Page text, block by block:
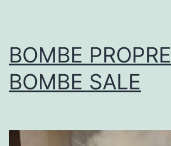
BOMBE
BOMBE SALE